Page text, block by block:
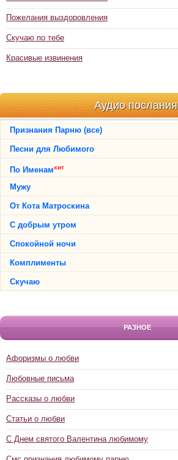
Пожелания выздоровления
Скучаю по тебе
Красивые извинения
Аудио послания
Признания Парню (все)
Песни для Любимого
По Именамхит
Мужу
От Кота Матроскина
С добрым утром
Спокойной ночи
Комплименты
Скучаю
РАЗНОЕ
Афоризмы о любви
Любовные письма
Рассказы о любви
Статьи о любви
С Днем святого Валентина любимому